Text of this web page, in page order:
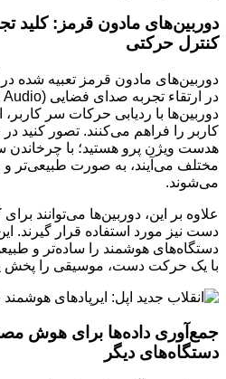
دوربین‌های مادون قرمز: کلید
کنترل حرکتی
دوربین‌های مادون قرمز تعبیه شده در
دوربین‌ها با ردیابی حرکات سر
کاربر را فراهم می‌کنند. تصور کنید
هدست ویژن پرو هستید؛ با
مختلف می‌آیند، به صورت طبیعی‌تر و
می‌شوند.
علاوه بر این، دوربین‌ها می‌توانند
دست نیز مورد استفاده قرار گیرند.
دستگاه‌های هوشمند را ساده‌تر و
با یک حرکت دست، موسیقی را پخش
جمع‌آوری داده‌ها برای هوش
دستگاه‌های دیگر